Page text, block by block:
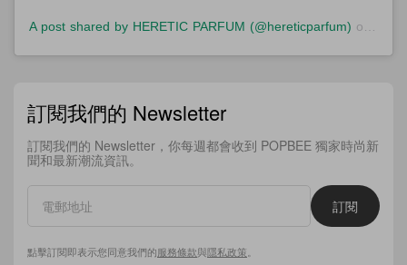
A post shared by HERETIC PARFUM (@hereticparfum) on
訂閱我們的 Newsletter
訂閱我們的 Newsletter，你每週都會收到 POPBEE 獨家時尚新
聞和最新潮流資訊。
訂閱
點擊訂閱即表示您同意我們的服務條款與隱私政策